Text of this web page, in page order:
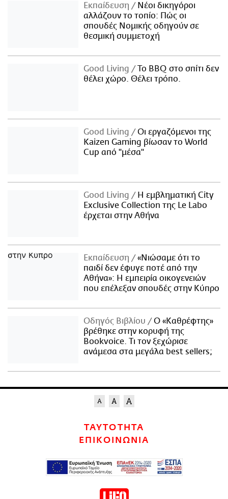
Εκπαίδευση
Νέοι δικηγόροι
αλλάζουν το τοπίο: Πώς οι
σπουδές Νομικής οδηγούν σε
θεσμική συμμετοχή
Good Living
Το BBQ στο σπίτι δεν
θέλει χώρο. Θέλει τρόπο.
Good Living
Οι εργαζόμενοι της
Kaizen Gaming βίωσαν το World
Cup από "μέσα"
Good Living
Η εμβληματική City
Exclusive Collection της Le Labo
έρχεται στην Αθήνα
Εκπαίδευση
«Νιώσαμε ότι το
παιδί δεν έφυγε ποτέ από την
Αθήνα»: Η εμπειρία οικογενειών
που επέλεξαν σπουδές στην Κύπρο
Οδηγός Βιβλίου
Ο «Καθρέφτης»
βρέθηκε στην κορυφή της
Bookvoice. Τι τον ξεχώρισε
ανάμεσα στα μεγάλα best sellers;
ΤΑΥΤΟΤΗΤΑ
ΕΠΙΚΟΙΝΩΝΙΑ